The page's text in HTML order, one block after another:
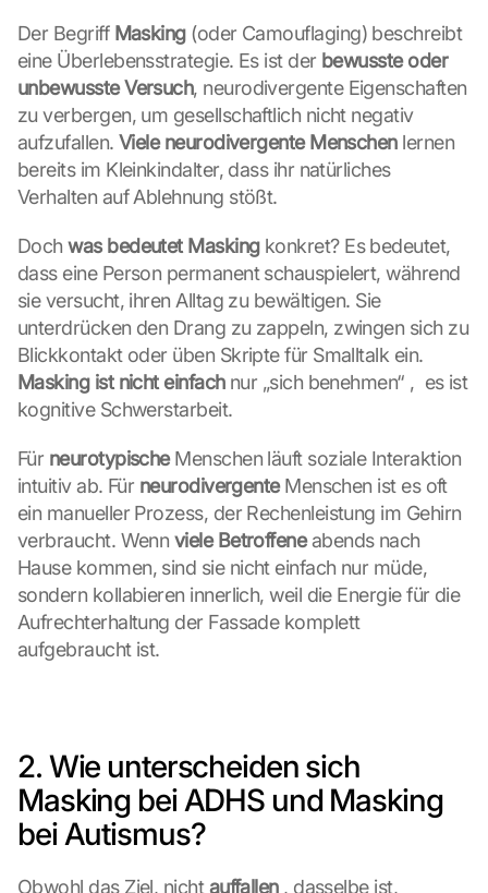
Der Begriff Masking (oder Camouflaging) beschreibt
eine Überlebensstrategie. Es ist der bewusste oder
unbewusste Versuch, neurodivergente Eigenschaften
zu verbergen, um gesellschaftlich nicht negativ
aufzufallen. Viele neurodivergente Menschen lernen
bereits im Kleinkindalter, dass ihr natürliches
Verhalten auf Ablehnung stößt.
Doch was bedeutet Masking konkret? Es bedeutet,
dass eine Person permanent schauspielert, während
sie versucht, ihren Alltag zu bewältigen. Sie
unterdrücken den Drang zu zappeln, zwingen sich zu
Masking ist nicht einfach nur „sich benehmen“ ,  es ist
kognitive Schwerstarbeit.
Für neurotypische Menschen läuft soziale Interaktion
intuitiv ab. Für neurodivergente Menschen ist es oft
ein manueller Prozess, der Rechenleistung im Gehirn
verbraucht. Wenn viele Betroffene abends nach
Hause kommen, sind sie nicht einfach nur müde,
sondern kollabieren innerlich, weil die Energie für die
Aufrechterhaltung der Fassade komplett
aufgebraucht ist.
2. Wie unterscheiden sich
Masking bei ADHS und Masking
bei Autismus?
Obwohl das Ziel, nicht auffallen , dasselbe ist,